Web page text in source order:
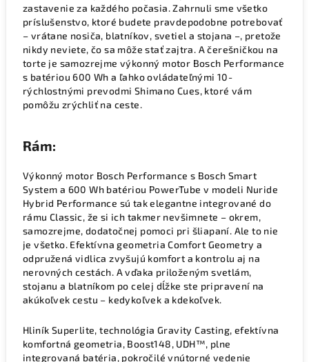
zastavenie za každého počasia. Zahrnuli sme všetko
príslušenstvo, ktoré budete pravdepodobne potrebovať
– vrátane nosiča, blatníkov, svetiel a stojana –, pretože
nikdy neviete, čo sa môže stať zajtra. A čerešničkou na
torte je samozrejme výkonný motor Bosch Performance
s batériou 600 Wh a ľahko ovládateľnými 10-
rýchlostnými prevodmi Shimano Cues, ktoré vám
pomôžu zrýchliť na ceste.
Rám:
Výkonný motor Bosch Performance s Bosch Smart
System a 600 Wh batériou PowerTube v modeli Nuride
Hybrid Performance sú tak elegantne integrované do
rámu Classic, že si ich takmer nevšimnete – okrem,
samozrejme, dodatočnej pomoci pri šliapaní. Ale to nie
je všetko. Efektívna geometria Comfort Geometry a
odpružená vidlica zvyšujú komfort a kontrolu aj na
nerovných cestách. A vďaka priloženým svetlám,
stojanu a blatníkom po celej dĺžke ste pripravení na
akúkoľvek cestu – kedykoľvek a kdekoľvek.
Hliník Superlite, technológia Gravity Casting, efektívna
komfortná geometria, Boost148, UDH™, plne
integrovaná batéria, pokročilé vnútorné vedenie